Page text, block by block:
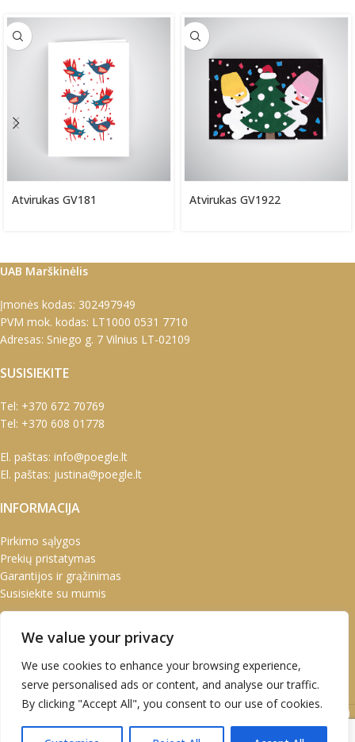
We value your privacy
We use cookies to enhance your browsing experience,
serve personalised ads or content, and analyse our traffic.
By clicking "Accept All", you consent to our use of cookies.
Atvirukas GV181 Atvirukas GV1922
UAB Marškinėlis
Įmonės kodas: 302497949
PVM mok. kodas: LT1000 0531 7710
Adresas: Sniego g. 7 Vilnius LT-02109
SUSISIEKITE
Tel: +370 672 70769
Tel: +370 608 01778
El. paštas: info@poegle.lt
El. paštas: justina@poegle.lt
INFORMACIJA
Pirkimo sąlygos
Prekių pristatymas
Garantijos ir grąžinimas
Susisiekite su mumis
Paskyra
UAB Marškinėlis © 2020 Atvirukai | Prabangūs atvirukai | Kalėdiniai
atvirukai | Kalendoriai | Verslo dovanos